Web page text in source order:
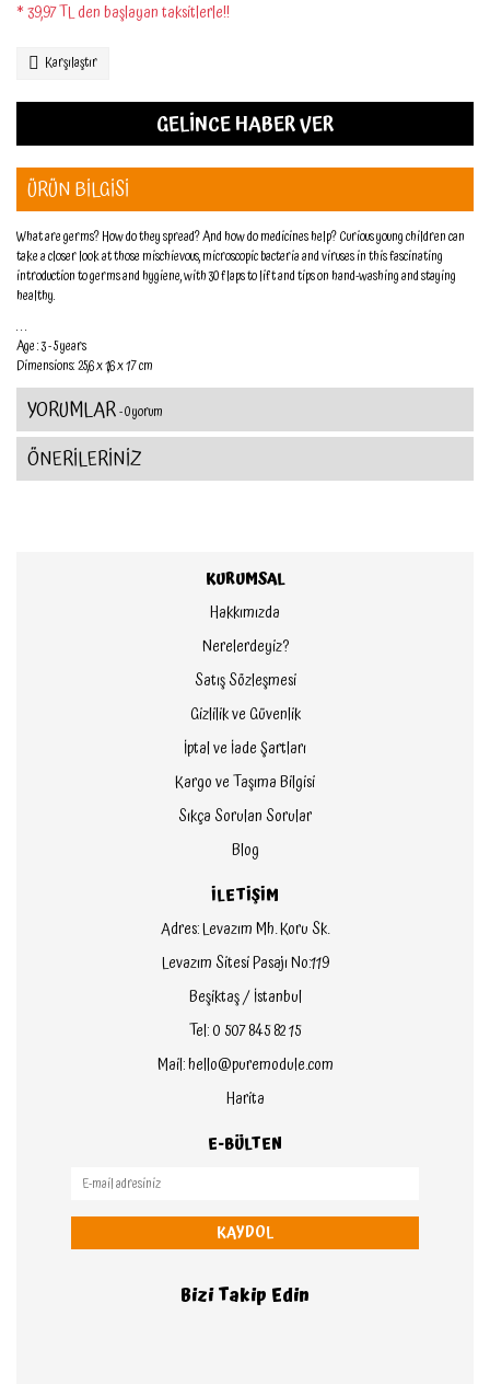
* 39,97 TL den başlayan taksitlerle!!
Karşılaştır
GELİNCE HABER VER
ÜRÜN BİLGİSİ
What are germs? How do they spread? And how do medicines help? Curious young children can
take a closer look at those mischievous, microscopic bacteria and viruses in this fascinating
introduction to germs and hygiene, with 30 flaps to lift and tips on hand-washing and staying
healthy.
. . .
Age : 3 - 5 years
Dimensions: 25,6 x 1,6 x 17 cm
YORUMLAR- 0 yorum
ÖNERİLERİNİZ
KURUMSAL
Hakkımızda
Nerelerdeyiz?
Satış Sözleşmesi
Gizlilik ve Güvenlik
İptal ve İade Şartları
Kargo ve Taşıma Bilgisi
Sıkça Sorulan Sorular
Blog
İLETİŞİM
Adres: Levazım Mh. Koru Sk.
Levazım Sitesi Pasajı No:119
Beşiktaş / İstanbul
Tel: 0 507 845 82 15
Mail: hello@puremodule.com
Harita
E-BÜLTEN
KAYDOL
Bizi Takip Edin